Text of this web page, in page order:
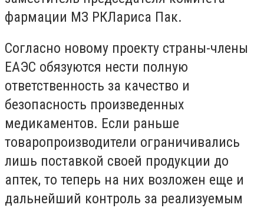
фармации МЗ РКЛариса Пак.
Согласно новому проекту страны-члены
ЕАЭС обязуются нести полную
ответственность за качество и
безопасность произведенных
медикаментов. Если раньше
товаропроизводители ограничивались
лишь поставкой своей продукции до
аптек, то теперь на них возложен еще и
дальнейший контроль за реализуемым